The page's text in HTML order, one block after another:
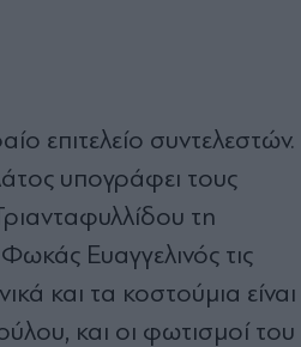
επιτελείο συντελεστών.
υπογράφει τους
τη
Ευαγγελινός τις
και τα κοστούμια είναι
και οι φωτισμοί του